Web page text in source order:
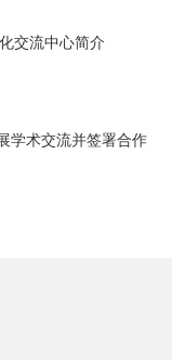
交流中心简介
学术交流并签署合作